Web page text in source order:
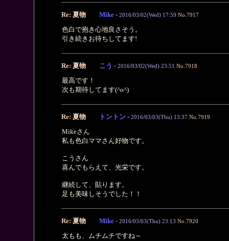
Re: 夏物 Mike - 2016/03/02(Wed) 17:59 No.7917
色白で抱き心地良さそう。
引き続きお待ちしてます!
Re: 夏物 こう - 2016/03/02(Wed) 23:51 No.7918
最高です！
次も期待してます(^o^)
Re: 夏物 トントン - 2016/03/03(Thu) 13:37 No.7919
Mikeさん
私も色白ママさん好物です。
こうさん
喜んでもらえて、光栄です。
継続して、貼ります。
足も美味しそうでした！！
Re: 夏物 Mike - 2016/03/03(Thu) 23:13 No.7920
太もも、ムチムチですね～